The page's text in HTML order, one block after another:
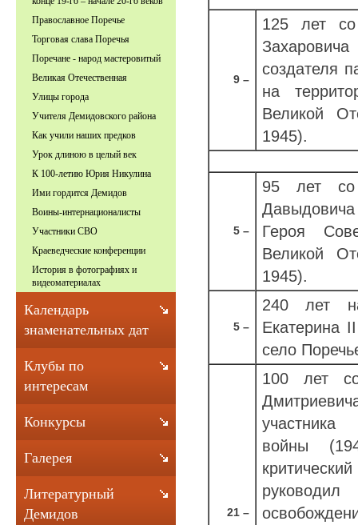
9 –
125 лет
создателя
на
Великой
1945).
5 –
95 лет со
Героя
Великой
1945).
5 –
240 лет
Екатерина
село
21 –
100 лет
войны
Православное Поречье
Торговая слава Поречья
Поречане - народ мастеровитый
Великая Отечественная
Улицы города
Учителя Демидовского района
Как учили наших предков
Урок длиною в целый век
К 100-летию Юрия Никулина
Ими гордится Демидов
Воины-интернационалисты
Участники СВО
Краеведческие конференции
История в фотографиях и
видеоматериалах
Календарь
знаменательных дат
Клубы по
интересам
Конкурсы
Галерея
Литературный
Демидов